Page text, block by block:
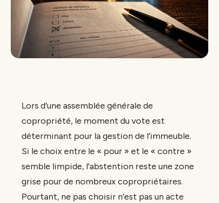
Lors d’une assemblée générale de
copropriété, le moment du vote est
déterminant pour la gestion de l’immeuble.
Si le choix entre le « pour » et le « contre »
semble limpide, l’abstention reste une zone
grise pour de nombreux copropriétaires.
Pourtant, ne pas choisir n’est pas un acte